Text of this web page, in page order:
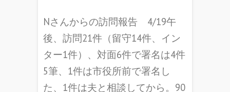
Nさんからの訪問報告 4/19午
後、訪問21件（留守14件、イン
ター1件）、対面6件で署名は4件
5筆、1件は市役所前で署名し
た、1件は夫と相談してから。90